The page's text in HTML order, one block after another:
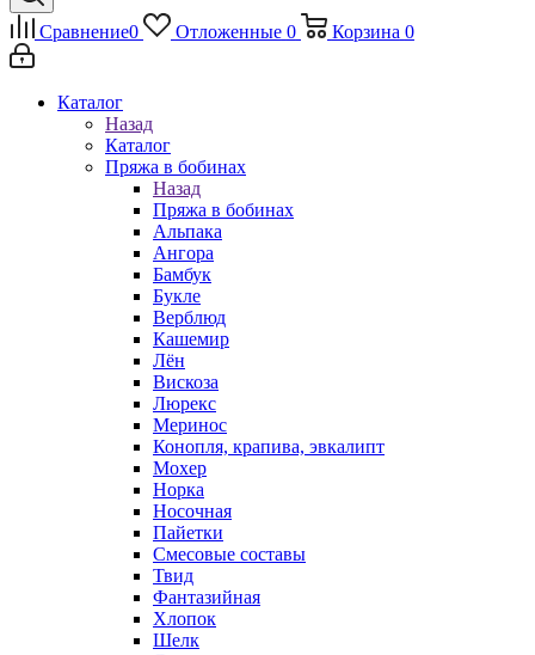
Сравнение0 Отложенные 0 Корзина 0
Каталог
Назад
Каталог
Пряжа в бобинах
Назад
Пряжа в бобинах
Альпака
Ангора
Бамбук
Букле
Верблюд
Кашемир
Лён
Вискоза
Люрекс
Меринос
Конопля, крапива, эвкалипт
Мохер
Норка
Носочная
Пайетки
Смесовые составы
Твид
Фантазийная
Хлопок
Шелк